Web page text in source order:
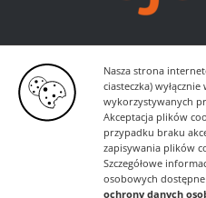
Nasza strona
ciasteczka)
wykorzystywanych
Akceptacja plików
przypadku braku
zapisywania plików
Szczegółowe
osobowych
ochrony danych